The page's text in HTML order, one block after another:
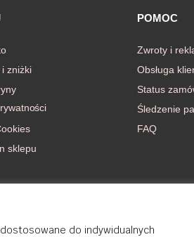
do indywidualnych
zniżki
sklepu
POMOC
Zwroty i
Obsługa
Status
Śledzenie
FAQ